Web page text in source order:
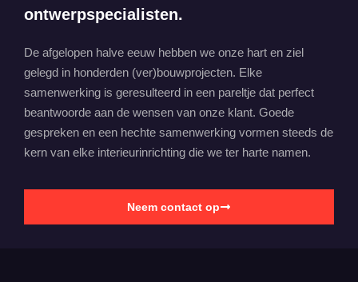
ontwerpspecialisten.
De afgelopen halve eeuw hebben we onze hart en ziel
gelegd in honderden (ver)bouwprojecten. Elke
samenwerking is geresulteerd in een pareltje dat perfect
beantwoorde aan de wensen van onze klant. Goede
gespreken en een hechte samenwerking vormen steeds de
kern van elke interieurinrichting die we ter harte namen.
Neem contact op